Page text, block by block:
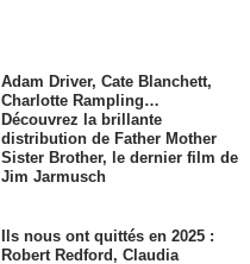
Adam Driver, Cate Blanchett,
Charlotte Rampling…
Découvrez la brillante
distribution de Father Mother
Sister Brother, le dernier film de
Jim Jarmusch
Ils nous ont quittés en 2025 :
Robert Redford, Claudia